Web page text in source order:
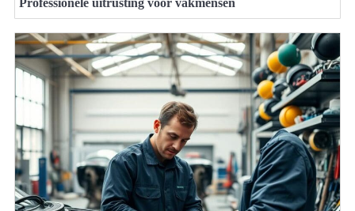
Professionele uitrusting voor vakmensen